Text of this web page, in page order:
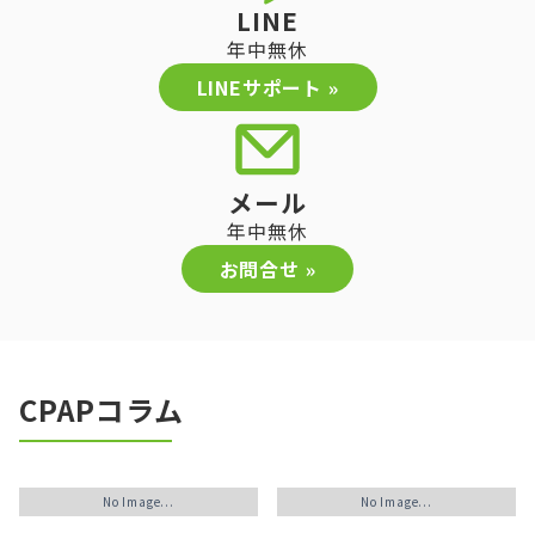
LINE
年中無休
LINEサポート »
メール
年中無休
お問合せ »
CPAPコラム
No Image... No Image...